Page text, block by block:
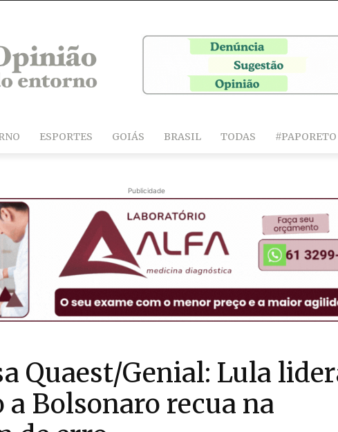
ESPORTES GOIÁS BRASIL TODAS #PAPORETO
Publicidade
Quaest/Genial: Lula
a Bolsonaro recua na